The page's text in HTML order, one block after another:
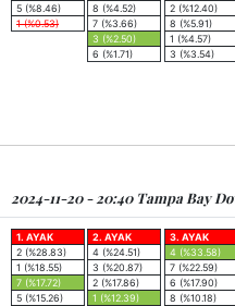
5 (%8.46)
1 (%0.53)
8 (%4.52)
7 (%3.66)
3 (%2.50)
6 (%1.71)
2 (%12.40)
8 (%5.91)
1 (%4.57)
3 (%3.54)
2024-11-20 - 20:40 Tampa Bay
1. AYAK
2 (%28.83)
1 (%18.55)
7 (%17.72)
5 (%15.26)
2. AYAK
4 (%24.51)
3 (%20.87)
2 (%17.86)
1 (%12.39)
3. AYAK
4 (%33.58)
7 (%22.59)
6 (%17.90)
8 (%10.18)